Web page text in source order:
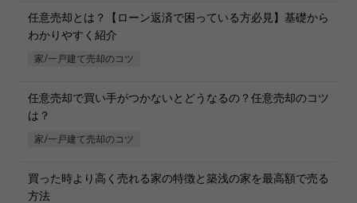
任意売却とは？【ローン返済で困っている方必見】基礎から
わかりやすく紹介
家/一戸建て売却のコツ
任意売却で買い手がつかないとどうなるの？任意売却のコツ
は？
家/一戸建て売却のコツ
買った時より高く売れる家の特徴と築浅の家を最高額で売る
方法